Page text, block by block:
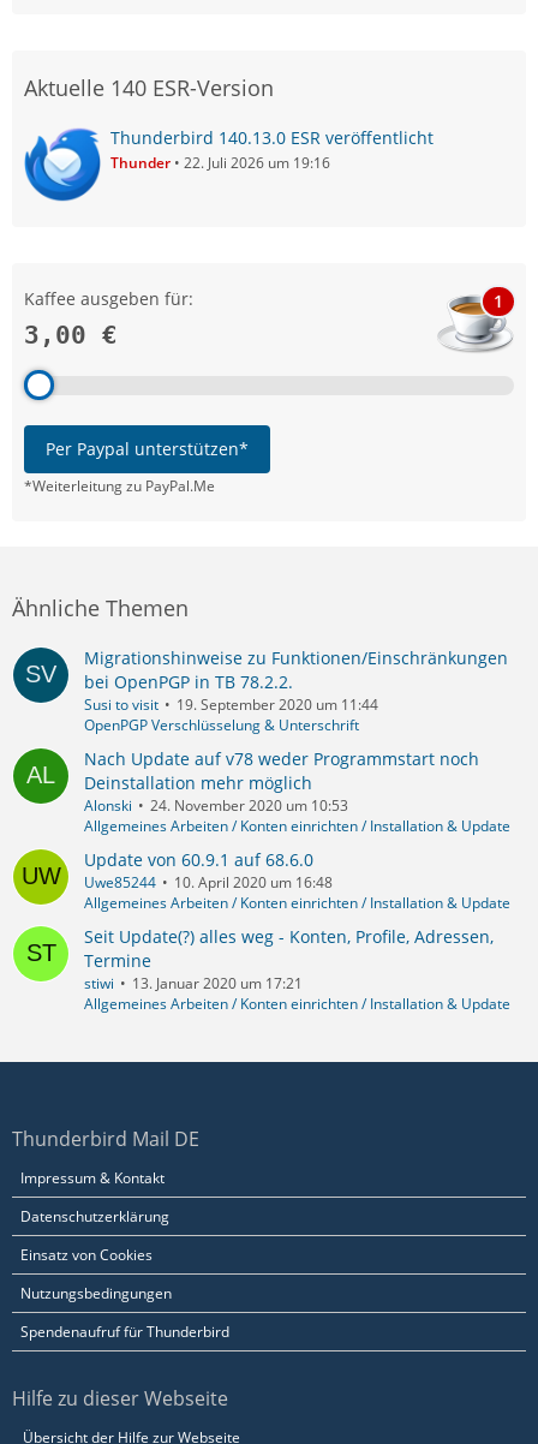
Aktuelle 140 ESR-Version
Thunderbird 140.13.0 ESR veröffentlicht
Thunder 22. Juli 2026 um 19:16
Kaffee ausgeben für:
3,00 €
1
Per Paypal unterstützen*
*Weiterleitung zu PayPal.Me
Ähnliche Themen
Migrationshinweise zu Funktionen/Einschränkungen
bei OpenPGP in TB 78.2.2.
Susi to visit
19. September 2020 um 11:44
OpenPGP Verschlüsselung & Unterschrift
Nach Update auf v78 weder Programmstart noch
Deinstallation mehr möglich
Alonski
24. November 2020 um 10:53
Allgemeines Arbeiten / Konten einrichten / Installation & Update
Update von 60.9.1 auf 68.6.0
Uwe85244
10. April 2020 um 16:48
Allgemeines Arbeiten / Konten einrichten / Installation & Update
Seit Update(?) alles weg - Konten, Profile, Adressen,
Termine
stiwi
13. Januar 2020 um 17:21
Allgemeines Arbeiten / Konten einrichten / Installation & Update
Thunderbird Mail DE
Impressum & Kontakt
Datenschutzerklärung
Einsatz von Cookies
Nutzungsbedingungen
Spendenaufruf für Thunderbird
Hilfe zu dieser Webseite
Übersicht der Hilfe zur Webseite